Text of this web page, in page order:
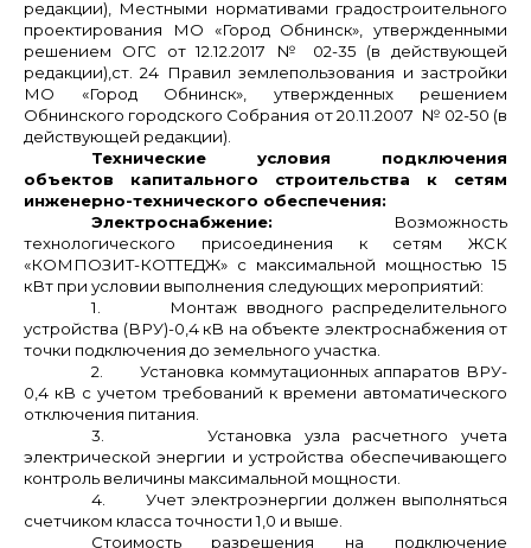
редакции), Местными нормативами градостроительного
проектирования МО «Город Обнинск», утвержденными
решением ОГС от 12.12.2017 № 02-35 (в действующей
редакции),ст. 24 Правил землепользования и застройки
МО «Город Обнинск», утвержденных решением
Обнинского городского Собрания от 20.11.2007 № 02-50 (в
действующей редакции).
Технические условия подключения
объектов капитального строительства к сетям
инженерно-технического обеспечения:
Электроснабжение: Возможность
технологического присоединения к сетям ЖСК
«КОМПОЗИТ-КОТТЕДЖ» с максимальной мощностью 15
кВт при условии выполнения следующих мероприятий:
1.
Монтаж вводного распределительного
устройства (ВРУ)-0,4 кВ на объекте электроснабжения от
точки подключения до земельного участка.
2.
Установка коммутационных аппаратов ВРУ-
0,4 кВ с учетом требований к времени автоматического
отключения питания.
3.
Установка узла расчетного учета
электрической энергии и устройства обеспечивающего
контроль величины максимальной мощности.
4.
Учет электроэнергии должен выполняться
счетчиком класса точности 1,0 и выше.
Стоимость разрешения на подключение